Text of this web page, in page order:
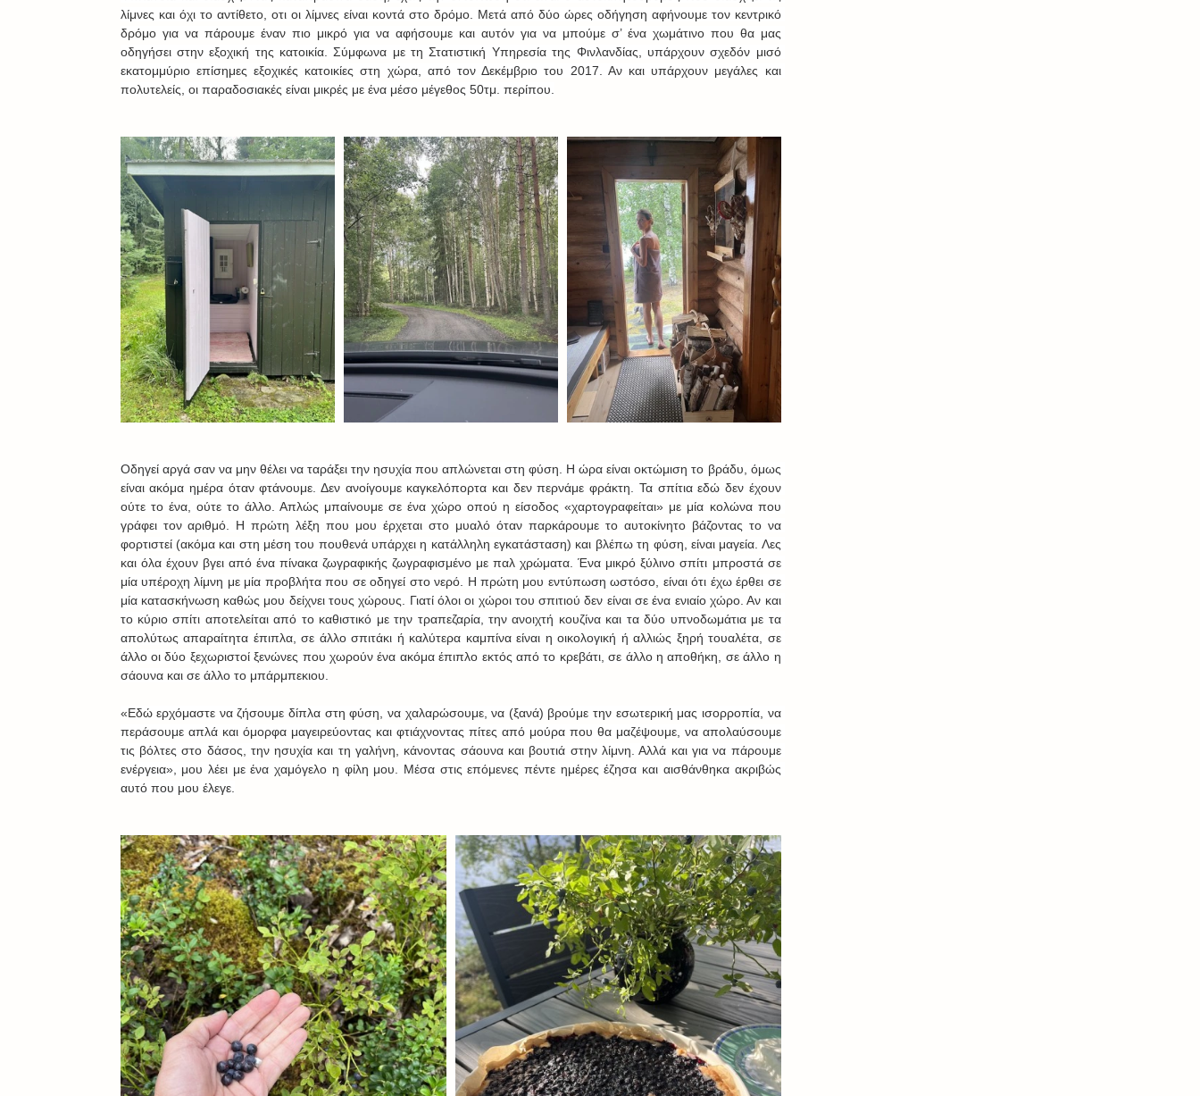
λίμνες και όχι το αντίθετο, οτι οι λίμνες είναι κοντά στο δρόμο. Μετά από δύο ώρες οδήγηση αφήνουμε τον κεντρικό
δρόμο για να πάρουμε έναν πιο μικρό για να αφήσουμε και αυτόν για να μπούμε σ’ ένα χωμάτινο που θα μας
οδηγήσει στην εξοχική της κατοικία. Σύμφωνα με τη Στατιστική Υπηρεσία της Φινλανδίας, υπάρχουν σχεδόν μισό
εκατομμύριο επίσημες εξοχικές κατοικίες στη χώρα, από τον Δεκέμβριο του 2017. Αν και υπάρχουν μεγάλες και
πολυτελείς, οι παραδοσιακές είναι μικρές με ένα μέσο μέγεθος 50τμ. περίπου.
Οδηγεί αργά σαν να μην θέλει να ταράξει την ησυχία που απλώνεται στη φύση. Η ώρα είναι οκτώμιση το βράδυ, όμως
είναι ακόμα ημέρα όταν φτάνουμε. Δεν ανοίγουμε καγκελόπορτα και δεν περνάμε φράκτη. Τα σπίτια εδώ δεν έχουν
ούτε το ένα, ούτε το άλλο. Απλώς μπαίνουμε σε ένα χώρο οπού η είσοδος «χαρτογραφείται» με μία κολώνα που
γράφει τον αριθμό. Η πρώτη λέξη που μου έρχεται στο μυαλό όταν παρκάρουμε το αυτοκίνητο βάζοντας το να
φορτιστεί (ακόμα και στη μέση του πουθενά υπάρχει η κατάλληλη εγκατάσταση) και βλέπω τη φύση, είναι μαγεία. Λες
και όλα έχουν βγει από ένα πίνακα ζωγραφικής ζωγραφισμένο με παλ χρώματα. Ένα μικρό ξύλινο σπίτι μπροστά σε
μία υπέροχη λίμνη με μία προβλήτα που σε οδηγεί στο νερό. Η πρώτη μου εντύπωση ωστόσο, είναι ότι έχω έρθει σε
μία κατασκήνωση καθώς μου δείχνει τους χώρους. Γιατί όλοι οι χώροι του σπιτιού δεν είναι σε ένα ενιαίο χώρο. Αν και
το κύριο σπίτι αποτελείται από το καθιστικό με την τραπεζαρία, την ανοιχτή κουζίνα και τα δύο υπνοδωμάτια με τα
απολύτως απαραίτητα έπιπλα, σε άλλο σπιτάκι ή καλύτερα καμπίνα είναι η οικολογική ή αλλιώς ξηρή τουαλέτα, σε
άλλο οι δύο ξεχωριστοί ξενώνες που χωρούν ένα ακόμα έπιπλο εκτός από το κρεβάτι, σε άλλο η αποθήκη, σε άλλο η
σάουνα και σε άλλο το μπάρμπεκιου.
«Εδώ ερχόμαστε να ζήσουμε δίπλα στη φύση, να χαλαρώσουμε, να (ξανά) βρούμε την εσωτερική μας ισορροπία, να
περάσουμε απλά και όμορφα μαγειρεύοντας και φτιάχνοντας πίτες από μούρα που θα μαζέψουμε, να απολαύσουμε
τις βόλτες στο δάσος, την ησυχία και τη γαλήνη, κάνοντας σάουνα και βουτιά στην λίμνη. Αλλά και για να πάρουμε
ενέργεια», μου λέει με ένα χαμόγελο η φίλη μου. Μέσα στις επόμενες πέντε ημέρες έζησα και αισθάνθηκα ακριβώς
αυτό που μου έλεγε.